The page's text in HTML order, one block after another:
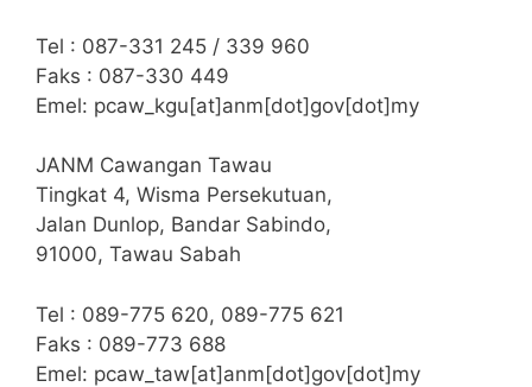
Tel : 087-331 245 / 339 960
Faks : 087-330 449
Emel: pcaw_kgu[at]anm[dot]gov[dot]my
JANM Cawangan Tawau
Tingkat 4, Wisma Persekutuan,
Jalan Dunlop, Bandar Sabindo,
91000, Tawau Sabah
Tel : 089-775 620, 089-775 621
Faks : 089-773 688
Emel: pcaw_taw[at]anm[dot]gov[dot]my